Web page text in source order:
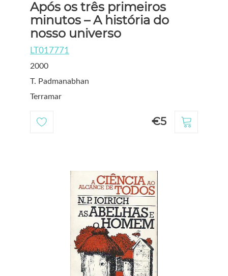
Após os três primeiros
minutos – A história do
nosso universo
LT017771
2000
T. Padmanabhan
Terramar
€5